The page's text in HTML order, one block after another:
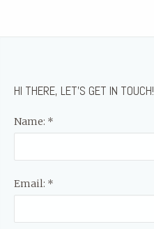
HI THERE, LET’S GET IN TOUCH!
Name: *
Email: *